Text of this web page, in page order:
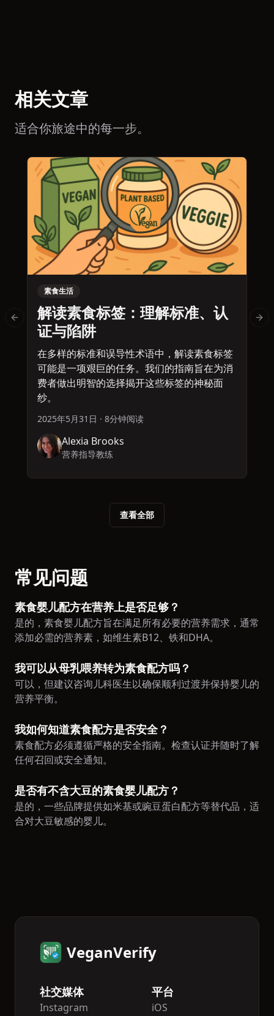
相关文章
适合你旅途中的每一步。
素食生活
解读素食标签：理解标准、认
证与陷阱
在多样的标准和误导性术语中，解读素食标签
可能是一项艰巨的任务。我们的指南旨在为消
费者做出明智的选择揭开这些标签的神秘面
纱。
2025年5月31日 · 8分钟阅读
Alexia Brooks
营养指导教练
Previous slide
查看全部
常见问题
素食婴儿配方在营养上是否足够？
是的，素食婴儿配方旨在满足所有必要的营养需求，通常
添加必需的营养素，如维生素B12、铁和DHA。
我可以从母乳喂养转为素食配方吗？
可以，但建议咨询儿科医生以确保顺利过渡并保持婴儿的
营养平衡。
我如何知道素食配方是否安全？
素食配方必须遵循严格的安全指南。检查认证并随时了解
任何召回或安全通知。
是否有不含大豆的素食婴儿配方？
是的，一些品牌提供如米基或豌豆蛋白配方等替代品，适
合对大豆敏感的婴儿。
VeganVerify
社交媒体
Instagram
平台
iOS